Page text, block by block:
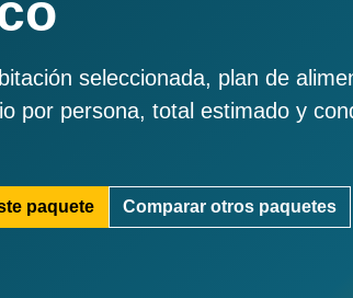
seleccionada, plan de
por persona, total estimado y
paquete Comparar otros paquetes